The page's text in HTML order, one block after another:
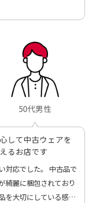
50代男性
して中古ウェアを
るお店です
対応でした。 中古品で
綺麗に梱包されており
を大切にしている感が